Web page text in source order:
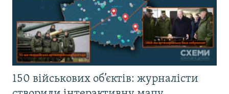
150 військових об’єктів: журналісти